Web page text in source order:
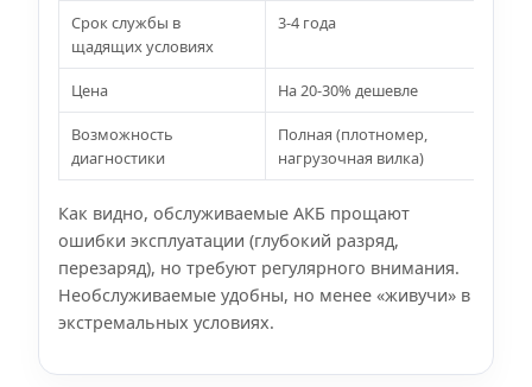
Срок службы в
щадящих условиях
3-4 года
Цена На 20-30% дешевле
Возможность
диагностики
Полная (плотномер,
нагрузочная вилка)
Как видно, обслуживаемые АКБ прощают
ошибки эксплуатации (глубокий разряд,
перезаряд), но требуют регулярного внимания.
Необслуживаемые удобны, но менее «живучи» в
экстремальных условиях.